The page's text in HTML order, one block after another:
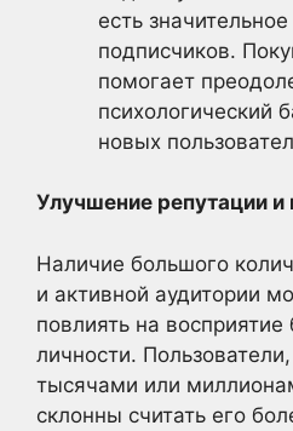
есть
подписчиков.
помогает
психологический
новых
Улучшение репутации
Наличие большого
и активной аудитории
повлиять на восприятие
личности.
тысячами или
склонны считать его